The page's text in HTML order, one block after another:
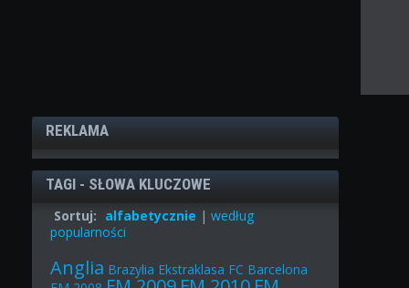
REKLAMA
TAGI - SŁOWA KLUCZOWE
Sortuj: alfabetycznie | według
popularności
Anglia Brazylia Ekstraklasa FC Barcelona